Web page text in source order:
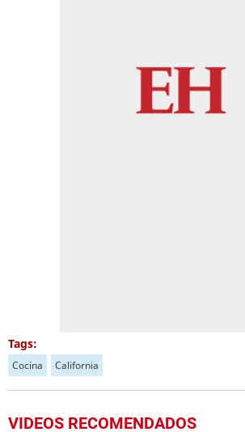
Tags:
Cocina California
VIDEOS RECOMENDADOS